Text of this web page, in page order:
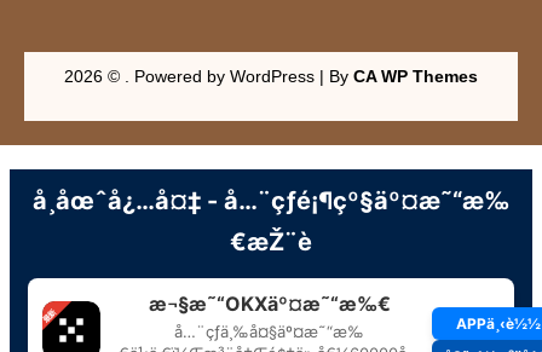
2026 © . Powered by WordPress | By CA WP Themes